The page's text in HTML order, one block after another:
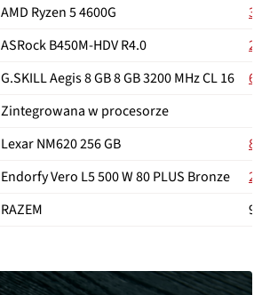
AMD Ryzen 5 4600G
ASRock B450M-HDV R4.0
G.SKILL Aegis 8 GB 8 GB 3200 MHz CL 16
65
Zintegrowana w procesorze
Lexar NM620 256 GB
89
Endorfy Vero L5 500 W 80 PLUS Bronze
RAZEM